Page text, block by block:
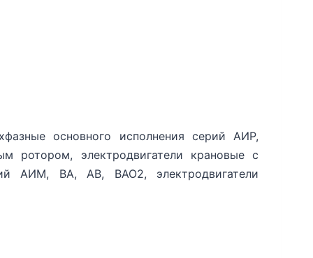
основного исполнения серий АИР,
ротором, электродвигатели крановые с
АИМ, ВА, АВ, ВАО2, электродвигатели